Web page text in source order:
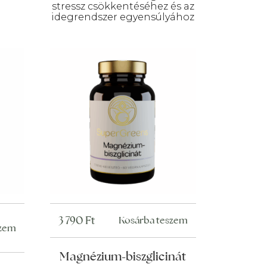
stressz csökkentéséhez és az
idegrendszer egyensúlyához
Magnézium-biszglicinát
3 790 Ft Kosárba teszem